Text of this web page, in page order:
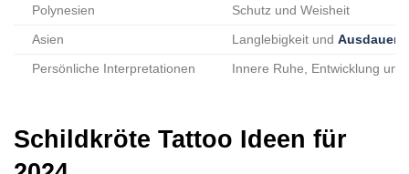
Polynesien Schutz und Weisheit
Asien Langlebigkeit und Ausdauer
Persönliche Interpretationen Innere Ruhe, Entwicklung
Schildkröte Tattoo Ideen für